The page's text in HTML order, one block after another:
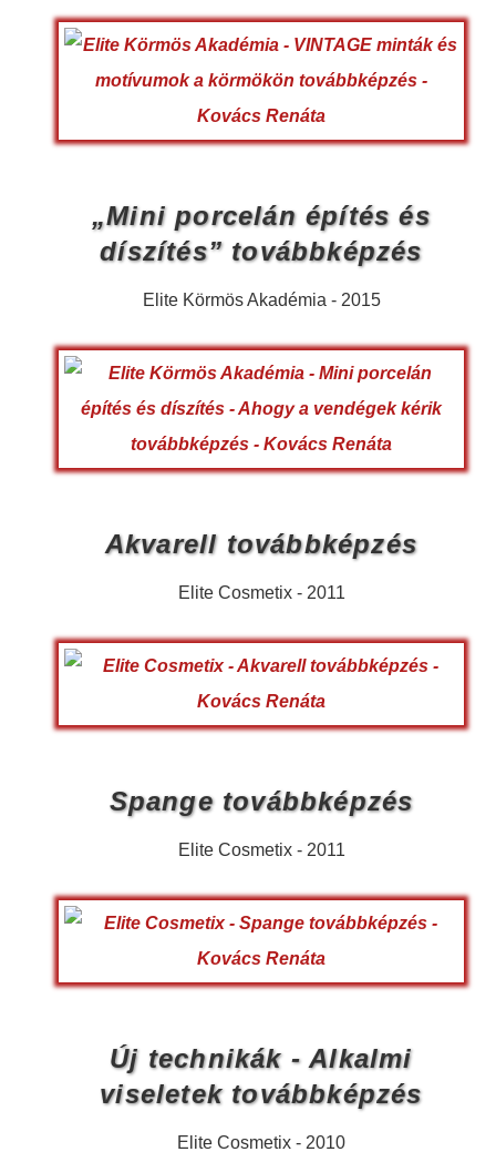
„Mini porcelán építés és
díszítés” továbbképzés
Elite Körmös Akadémia - 2015
Akvarell továbbképzés
Elite Cosmetix - 2011
Spange továbbképzés
Elite Cosmetix - 2011
Új technikák - Alkalmi
viseletek továbbképzés
Elite Cosmetix - 2010